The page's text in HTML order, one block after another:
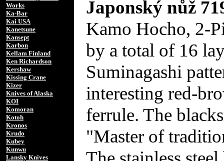
Works
Ka-Bar
Kai USA
Kanetsune
Kansept
Karbon
Kellam Finland
Ken Richardson
Kershaw
Kissing Crane
Kizer
Knives of Alaska
KOI
Komoran
Kotoh
Kronos
Krudo
Kubey
Kunwu
Lansky Knives
Japonský nůž
Kamo Hocho, 2-
by a total of 16
Suminagashi
interesting red-
ferrule. The
"Master of